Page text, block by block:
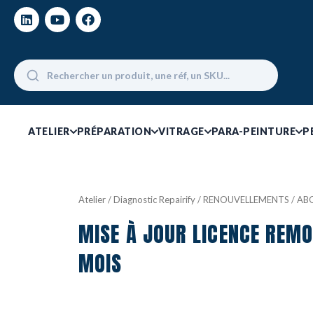
ATELIER PRÉPARATION VITRAGE PARA-PEINTURE
Atelier/Diagnostic Repairify/RENOUVELLEMENTS /
MISE À JOUR LICENCE
MOIS